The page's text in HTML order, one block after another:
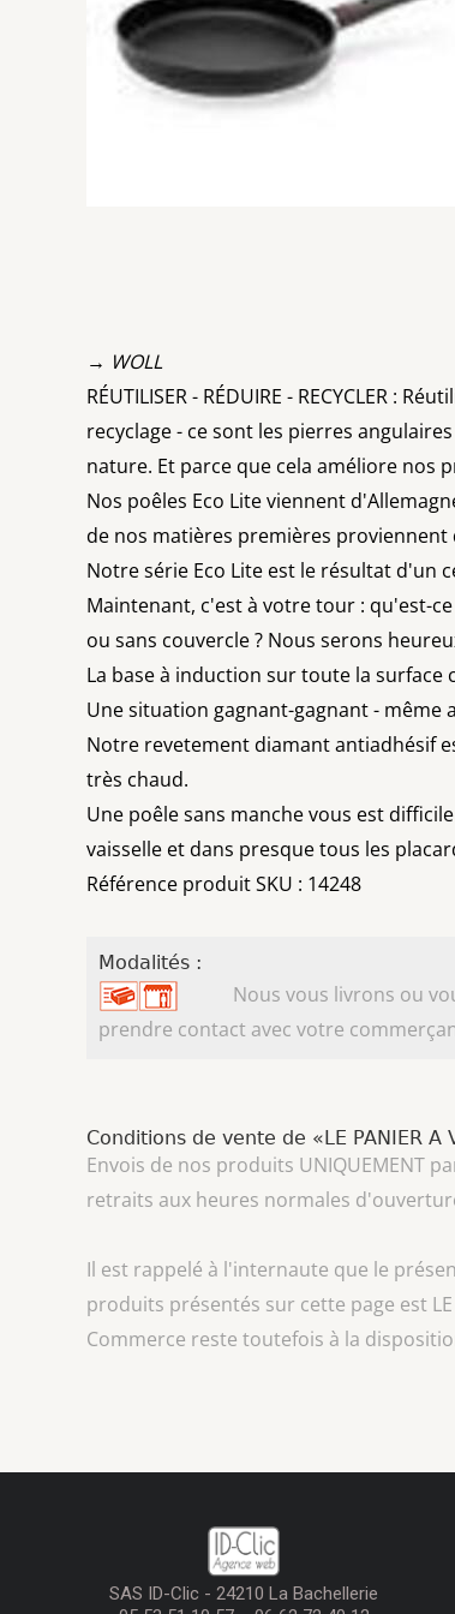
→ WOLL
RÉUTILISER - RÉDUIRE - RECYCLER
recyclage - ce sont les pierres
nature. Et parce que cela améliore nos
Nos poêles Eco Lite viennent
de nos matières premières
Notre série Eco Lite est le résultat d'un
Maintenant, c'est à votre tour : qu'est-
ou sans couvercle ? Nous serons
La base à induction sur toute la
Une situation gagnant-gagnant - même
Notre revetement diamant antiadhésif
très chaud.
Une poêle sans manche vous est
vaisselle et dans presque tous les
Référence produit SKU : 14248
Modalités :
Nous vous livrons ou
prendre contact avec votre
Conditions de vente de «LE PANIER A
Envois de nos produits UNIQUEMENT
retraits aux heures normales
Il est rappelé à l'internaute que le
produits présentés sur cette page est
Commerce reste toutefois à la
SAS ID-Clic - 24210 La Bachellerie